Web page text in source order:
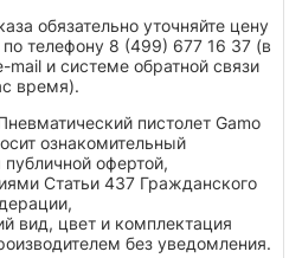
обязательно уточняйте цену
телефону 8 (499) 677 16 37 (в
и системе обратной связи
время).
пистолет Gamo
ознакомительный
офертой,
Статьи 437 Гражданского
вид, цвет и комплектация
без уведомления.